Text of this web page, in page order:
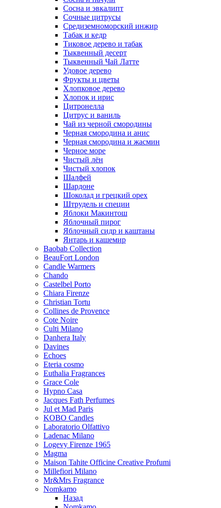
Сосна и эвкалипт
Сочные цитрусы
Средиземноморский инжир
Табак и кедр
Тиковое дерево и табак
Тыквенный десерт
Тыквенный Чай Латте
Удовое дерево
Фрукты и цветы
Хлопковое дерево
Хлопок и ирис
Цитронелла
Цитрус и ваниль
Чай из черной смородины
Черная смородина и анис
Черная смородина и жасмин
Черное море
Чистый лён
Чистый хлопок
Шалфей
Шардоне
Шоколад и грецкий орех
Штрудель и специи
Яблоки Макинтош
Яблочный пирог
Яблочный сидр и каштаны
Янтарь и кашемир
Baobab Collection
BeauFort London
Candle Warmers
Chando
Castelbel Porto
Chiara Firenze
Christian Tortu
Collines de Provence
Cote Noire
Culti Milano
Danhera Italy
Davines
Echoes
Eteria cosmo
Euthalia Fragrances
Grace Cole
Hypno Casa
Jacques Fath Perfumes
Jul et Mad Paris
KOBO Candles
Laboratorio Olfattivo
Ladenac Milano
Logevy Firenze 1965
Magma
Maison Tahite Officine Creative Profumi
Millefiori Milano
Mr&Mrs Fragrance
Nomkamo
Назад